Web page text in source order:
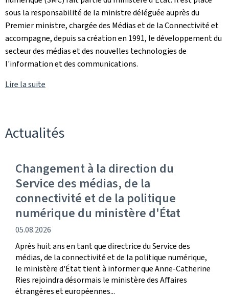
sous la responsabilité de la ministre déléguée auprès du
Premier ministre, chargée des Médias et de la Connectivité et
accompagne, depuis sa création en 1991, le développement du
secteur des médias et des nouvelles technologies de
l'information et des communications.
Lire la suite
Actualités
Changement à la direction du
Service des médias, de la
connectivité et de la politique
numérique du ministère d'État
date
de
publication
05.08.2026
Après huit ans en tant que directrice du Service des
médias, de la connectivité et de la politique numérique,
le ministère d'État tient à informer que Anne-Catherine
Ries rejoindra désormais le ministère des Affaires
étrangères et européennes...